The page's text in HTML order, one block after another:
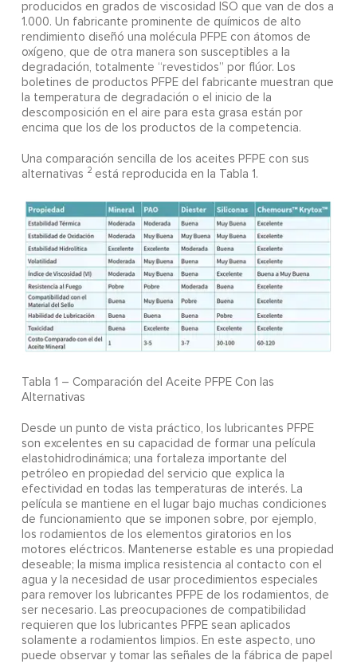
producidos en grados de viscosidad ISO que van de dos a
1.000. Un fabricante prominente de químicos de alto
rendimiento diseñó una molécula PFPE con átomos de
oxígeno, que de otra manera son susceptibles a la
degradación, totalmente “revestidos” por flúor. Los
boletines de productos PFPE del fabricante muestran que
la temperatura de degradación o el inicio de la
descomposición en el aire para esta grasa están por
encima que los de los productos de la competencia.
Una comparación sencilla de los aceites PFPE con sus
alternativas 2 está reproducida en la Tabla 1.
Tabla 1 – Comparación del Aceite PFPE Con las
Alternativas
Desde un punto de vista práctico, los lubricantes PFPE
son excelentes en su capacidad de formar una película
elastohidrodinámica; una fortaleza importante del
petróleo en propiedad del servicio que explica la
efectividad en todas las temperaturas de interés. La
película se mantiene en el lugar bajo muchas condiciones
de funcionamiento que se imponen sobre, por ejemplo,
los rodamientos de los elementos giratorios en los
motores eléctricos. Mantenerse estable es una propiedad
deseable; la misma implica resistencia al contacto con el
agua y la necesidad de usar procedimientos especiales
para remover los lubricantes PFPE de los rodamientos, de
ser necesario. Las preocupaciones de compatibilidad
requieren que los lubricantes PFPE sean aplicados
solamente a rodamientos limpios. En este aspecto, uno
puede observar y tomar las señales de la fábrica de papel